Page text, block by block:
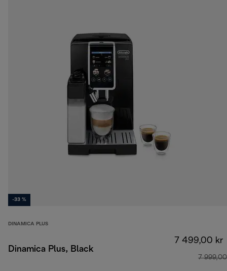
-33 %
DINAMICA PLUS
Dinamica Plus, Black
7 499,00 kr
7